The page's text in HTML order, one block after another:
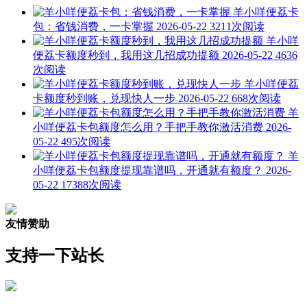
羊小咩便荔卡
包：省钱消费，一卡掌握 2026-05-22 3211次阅读
羊小咩
便荔卡额度秒到，我用这几招成功提额 2026-05-22 4636
次阅读
羊小咩便荔
卡额度秒到账，兑现快人一步 2026-05-22 668次阅读
羊
小咩便荔卡包额度怎么用？手把手教你激活消费 2026-
05-22 495次阅读
羊
小咩便荔卡包额度提现靠谱吗，开通就有额度？ 2026-
05-22 17388次阅读
友情赞助
支持一下站长